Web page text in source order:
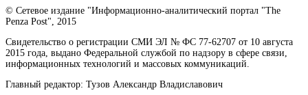
© Сетевое издание "Информационно-аналитический портал "The
Penza Post", 2015
Свидетельство о регистрации СМИ ЭЛ № ФС 77-62707 от 10 августа
2015 года, выдано Федеральной службой по надзору в сфере связи,
информационных технологий и массовых коммуникаций.
Главный редактор: Тузов Александр Владиславович